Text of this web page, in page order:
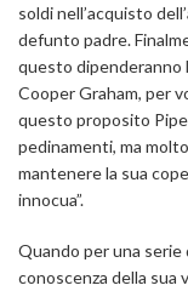
soldi nell’acquisto
defunto padre.
questo dipenderanno
Cooper Graham, per
questo proposito
pedinamenti, ma
mantenere la sua
innocua”.
Quando per una
conoscenza della